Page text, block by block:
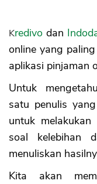
pengguna
Tabel
1. Bunga
2. Proses
3. Izin OJK
4. Wilayah
5.
6. Jenis Akun
Apa Pilihan
Kredivo dan
online yang
aplikasi pinjaman
Untuk
satu penulis
untuk
soal kelebihan
menuliskan
Kita akan